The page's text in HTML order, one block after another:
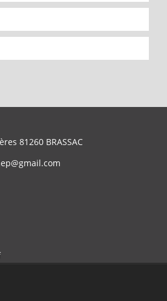
81260 BRASSAC